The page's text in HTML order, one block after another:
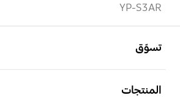
YP-S3AR
تسوّق
المنتجات